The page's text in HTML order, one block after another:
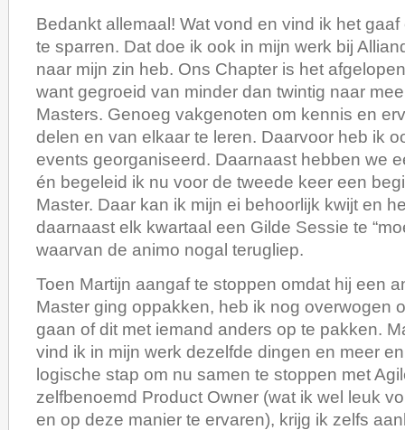
Bedankt allemaal! Wat vond en vind ik het
te sparren. Dat doe ik ook in mijn werk bij
naar mijn zin heb. Ons Chapter is het
want gegroeid van minder dan twintig naar
Masters. Genoeg vakgenoten om kennis en
delen en van elkaar te leren. Daarvoor heb ik
events georganiseerd. Daarnaast hebben we
én begeleid ik nu voor de tweede keer een
Master. Daar kan ik mijn ei behoorlijk kwijt en
daarnaast elk kwartaal een Gilde Sessie te
waarvan de animo nogal terugliep.
Toen Martijn aangaf te stoppen omdat hij een
Master ging oppakken, heb ik nog overwogen
gaan of dit met iemand anders op te pakken.
vind ik in mijn werk dezelfde dingen en meer
logische stap om nu samen te stoppen met
zelfbenoemd Product Owner (wat ik wel leuk
en op deze manier te ervaren), krijg ik zelfs